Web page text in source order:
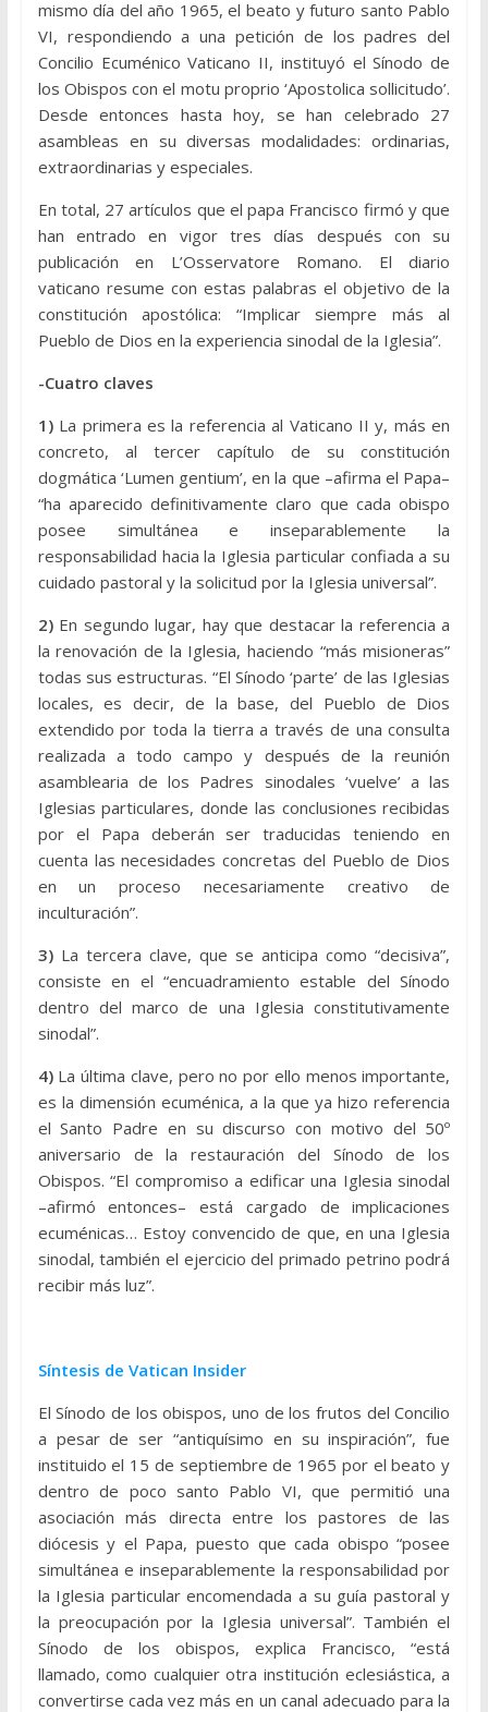
mismo día del año 1965, el beato y futuro santo Pablo
VI, respondiendo a una petición de los padres del
Concilio Ecuménico Vaticano II, instituyó el Sínodo de
los Obispos con el motu proprio ‘Apostolica sollicitudo’.
Desde entonces hasta hoy, se han celebrado 27
asambleas en su diversas modalidades: ordinarias,
extraordinarias y especiales.
En total, 27 artículos que el papa Francisco firmó y que
han entrado en vigor tres días después con su
publicación en L’Osservatore Romano. El diario
vaticano resume con estas palabras el objetivo de la
constitución apostólica: “Implicar siempre más al
Pueblo de Dios en la experiencia sinodal de la Iglesia”.
-Cuatro claves
1)La primera es la referencia al Vaticano II y, más en
concreto, al tercer capítulo de su constitución
dogmática ‘Lumen gentium’, en la que –afirma el Papa–
“ha aparecido definitivamente claro que cada obispo
posee simultánea e inseparablemente la
responsabilidad hacia la Iglesia particular confiada a su
cuidado pastoral y la solicitud por la Iglesia universal”.
2)En segundo lugar, hay que destacar la referencia a
la renovación de la Iglesia, haciendo “más misioneras”
todas sus estructuras. “El Sínodo ‘parte’ de las Iglesias
locales, es decir, de la base, del Pueblo de Dios
extendido por toda la tierra a través de una consulta
realizada a todo campo y después de la reunión
asamblearia de los Padres sinodales ‘vuelve’ a las
Iglesias particulares, donde las conclusiones recibidas
por el Papa deberán ser traducidas teniendo en
cuenta las necesidades concretas del Pueblo de Dios
en un proceso necesariamente creativo de
inculturación”.
3)La tercera clave, que se anticipa como “decisiva”,
consiste en el “encuadramiento estable del Sínodo
dentro del marco de una Iglesia constitutivamente
sinodal”.
4)La última clave, pero no por ello menos importante,
es la dimensión ecuménica, a la que ya hizo referencia
el Santo Padre en su discurso con motivo del 50º
aniversario de la restauración del Sínodo de los
Obispos. “El compromiso a edificar una Iglesia sinodal
–afirmó entonces– está cargado de implicaciones
ecuménicas… Estoy convencido de que, en una Iglesia
sinodal, también el ejercicio del primado petrino podrá
recibir más luz”.
Síntesis de Vatican Insider
El Sínodo de los obispos, uno de los frutos del Concilio
a pesar de ser “antiquísimo en su inspiración”, fue
instituido el 15 de septiembre de 1965 por el beato y
dentro de poco santo Pablo VI, que permitió una
asociación más directa entre los pastores de las
diócesis y el Papa, puesto que cada obispo “posee
simultánea e inseparablemente la responsabilidad por
la Iglesia particular encomendada a su guía pastoral y
la preocupación por la Iglesia universal”. También el
Sínodo de los obispos, explica Francisco, “está
llamado, como cualquier otra institución eclesiástica, a
convertirse cada vez más en un canal adecuado para la